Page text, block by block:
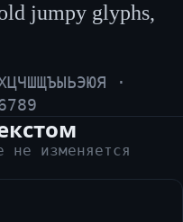
jumpy glyphs,
·
изменяется